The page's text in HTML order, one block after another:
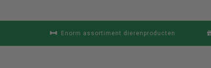
Enorm assortiment dierenproducten